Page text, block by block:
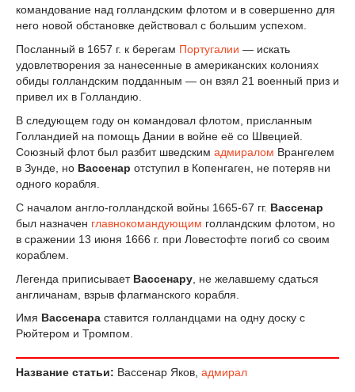
командование над голландским флотом и в совершенно для
него новой обстановке действовал с большим успехом.
Посланный в 1657 г. к берегам Португалии — искать
удовлетворения за нанесенные в американских колониях
обиды голландским подданным — он взял 21 военный приз и
привел их в Голландию.
В следующем году он командовал флотом, присланным
Голландией на помощь Дании в войне её со Швецией.
Союзный флот был разбит шведским адмиралом Врангелем
в Зунде, но Вассенар отступил в Копенгаген, не потеряв ни
одного корабля.
С началом англо-голландской войны 1665-67 гг. Вассенар
был назначен главнокомандующим голландским флотом, но
в сражении 13 июня 1666 г. при Ловестофте погиб со своим
кораблем.
Легенда приписывает Вассенару , не желавшему сдаться
англичанам, взрыв флагманского корабля.
Имя Вассенара ставится голландцами на одну доску с
Рюйтером и Тромпом.
Название статьи: Вассенар Яков, адмирал